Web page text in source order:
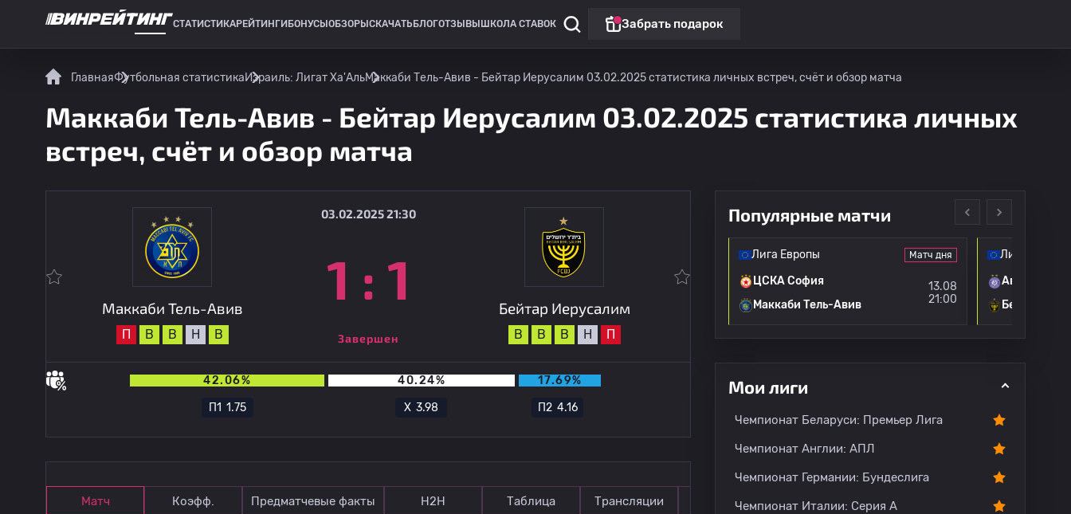
СТАТИСТИКАРЕЙТИНГИ БОНУСЫ ОБЗОРЫ СКАЧАТЬ БЛОГОТЗЫВЫ ШКОЛА СТАВОК Забрать подарок
ГлавнаяФутбольная статистикаИзраиль: Лигат Ха'АльМаккаби Тель-Авив - Бейтар Иерусалим 03.02.2025 статистика личных встреч, счёт и обзор матча
Маккаби Тель-Авив - Бейтар Иерусалим 03.02.2025 статистика личных
встреч, счёт и обзор матча
Маккаби Тель-Авив
П В В Н В
03.02.2025 21:30
1 : 1
Завершен
Бейтар Иерусалим
В В В Н П
42.06% 40.24%
17.69%
П1 1.75 Х 3.98 П2 4.16
Матч Коэфф. Предматчевые факты Н2Н Таблица Трансляции Прогноз Комментарии
Популярные матчи
Лига конференций
Бейтар Иерусалим
13.08
Лига Европы Матч дня
ЦСКА София
Маккаби Тель-Авив
13.08
21:00
Лига
Австрия
Бейтар
Мои лиги
Чемпионат Беларуси: Премьер Лига
Чемпионат Англии: АПЛ
Чемпионат Германии: Бундеслига
Чемпионат Италии: Серия А